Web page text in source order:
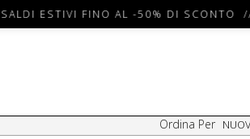
ESTIVI FINO AL -50% DI SCONTO //
Ordina Per